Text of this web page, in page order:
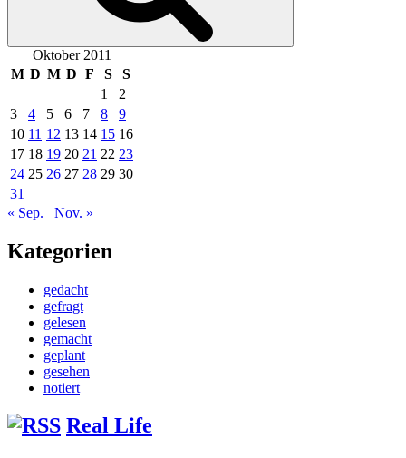
Oktober 2011
M D M D F S
S
1
2
3
4 5 6 7 8
9
10 11 12 13 14 15 16
17 18 19 20 21 22 23
24 25 26 27 28 29 30
31
« Sep.
Nov. »
Kategorien
gedacht
gefragt
gelesen
gemacht
geplant
gesehen
notiert
Real Life